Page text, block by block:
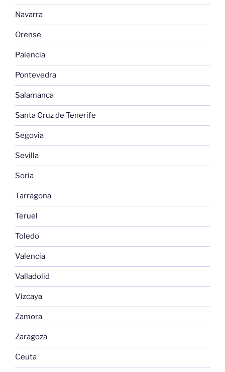
Navarra
Orense
Palencia
Pontevedra
Salamanca
Santa Cruz de Tenerife
Segovia
Sevilla
Soria
Tarragona
Teruel
Toledo
Valencia
Valladolid
Vizcaya
Zamora
Zaragoza
Ceuta